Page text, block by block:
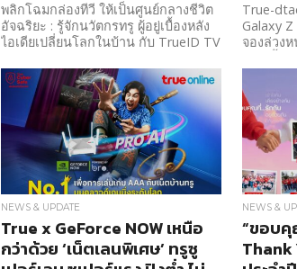
พลิกโฉมกล่องทีวี ให้เป็นศูนย์กลางชีวิต
อัจฉริยะ : รู้จักนวัตกรทรู ผู้อยู่เบื้องหลัง
ไอเดียเปลี่ยนโลกในบ้าน กับ TrueID TV
True-
Galaxy
จองล่วง
NEWS & UPDATE
True x GeForce NOW เหนือ
กว่าด้วย ‘เน็ตเลนพิเศษ’ ทรูซู
NEWS &
“ขอบ
Thank